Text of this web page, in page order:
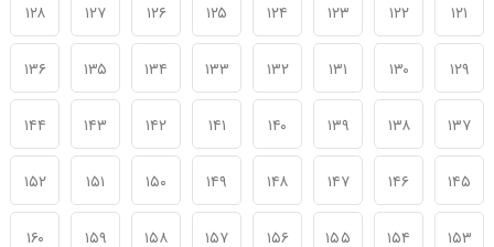
۱۲۱ ۱۲۲ ۱۲۳ ۱۲۴ ۱۲۵ ۱۲۶ ۱۲۷ ۱۲۸
۱۲۹ ۱۳۰ ۱۳۱ ۱۳۲ ۱۳۳ ۱۳۴ ۱۳۵ ۱۳۶
۱۳۷ ۱۳۸ ۱۳۹ ۱۴۰ ۱۴۱ ۱۴۲ ۱۴۳ ۱۴۴
۱۴۵ ۱۴۶ ۱۴۷ ۱۴۸ ۱۴۹ ۱۵۰ ۱۵۱ ۱۵۲
۱۵۳ ۱۵۴ ۱۵۵ ۱۵۶ ۱۵۷ ۱۵۸ ۱۵۹ ۱۶۰